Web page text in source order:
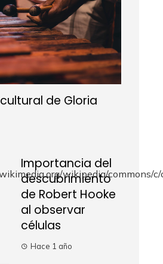
de Gloria
Importancia del
descubrimiento
de Robert Hooke
al observar
células
Hace 1 año